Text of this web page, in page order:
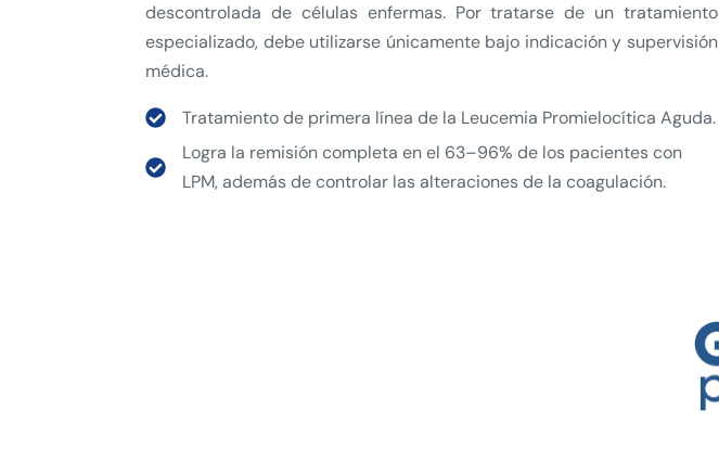
descontrolada de células enfermas. Por tratarse de un tratamiento
especializado, debe utilizarse únicamente bajo indicación y supervisión
médica.
Tratamiento de primera línea de la Leucemia Promielocítica Aguda.
Logra la remisión completa en el 63–96% de los pacientes con
LPM, además de controlar las alteraciones de la coagulación.